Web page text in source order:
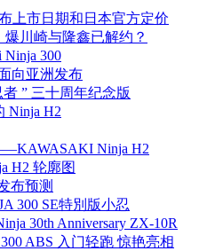
上市日期和日本官方定价
爆川崎与隆鑫已解约？
Ninja 300
向亚洲发布
者 ” 三十周年纪念版
Ninja H2
Ninja H2
H2 轮廓图
布预测
300 SE特別版小忍
30th Anniversary ZX-10R
ABS 入门轻跑 惊艳亮相